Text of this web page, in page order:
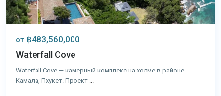
от ฿483,560,000
Waterfall Cove
Waterfall Cove — камерный комплекс на холме в районе
Камала, Пхукет. Проект ...